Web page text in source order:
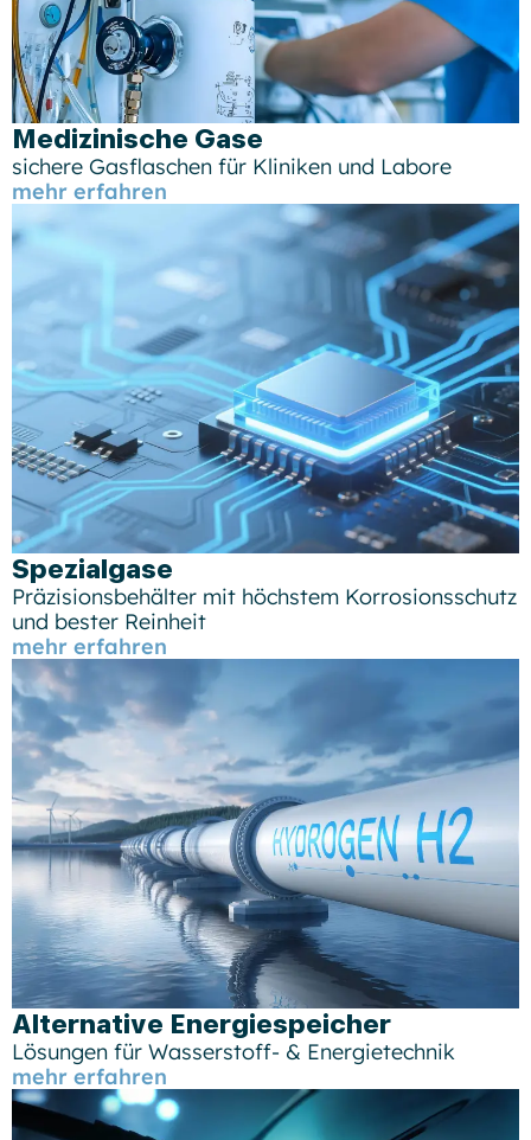
Medizinische Gase
sichere Gasflaschen für Kliniken und Labore
mehr erfahren
Spezialgase
Präzisionsbehälter mit höchstem Korrosionsschutz
und bester Reinheit
mehr erfahren
Alternative Energiespeicher
Lösungen für Wasserstoff- & Energietechnik
mehr erfahren